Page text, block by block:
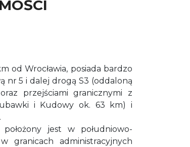
od Wrocławia, posiada bardzo
nr 5 i dalej drogą S3 (oddaloną
przejściami granicznymi z
i Kudowy ok. 63 km) i
jest w południowo-
granicach administracyjnych